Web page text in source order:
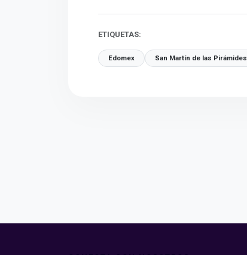
ETIQUETAS:
Edomex San Martín de las Pirámides